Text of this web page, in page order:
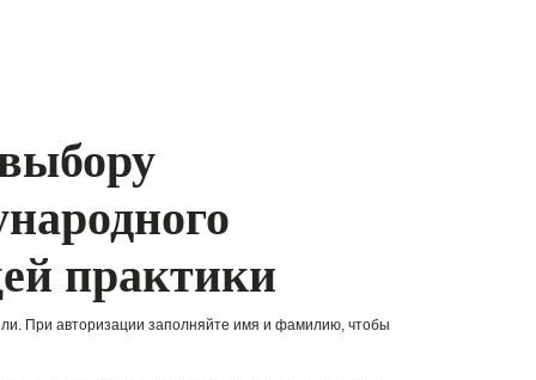
практики
При авторизации заполняйте имя и фамилию, чтобы